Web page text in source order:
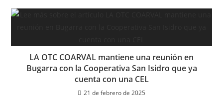
LA OTC COARVAL mantiene una reunión en
Bugarra con la Cooperativa San Isidro que ya
cuenta con una CEL
21 de febrero de 2025